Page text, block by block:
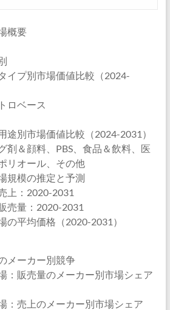
概要
イプ別市場価値比較（2024-
ロベース
途別市場価値比較（2024-2031）
剤＆顔料、PBS、食品＆飲料、医
リオール、その他
規模の推定と予測
上：2020-2031
売量：2020-2031
の平均価格（2020-2031）
メーカー別競争
：販売量のメーカー別市場シェア
：売上のメーカー別市場シェア